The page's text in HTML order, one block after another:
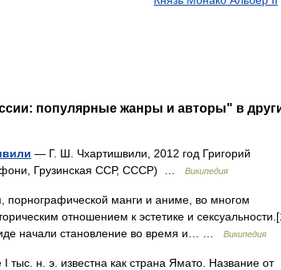
популярные жанры и авторы" в
— Г. Ш. Чхартишвили, 2012 год Григорий
Грузинская ССР, СССР) …
Википедия
порнографической манги и аниме, во многом
отношением к эстетике и
начали становление во время и… …
Википедия
тыс. н. э. известна как страна Ямато. Название от